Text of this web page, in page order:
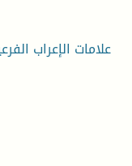
علامات الإعراب